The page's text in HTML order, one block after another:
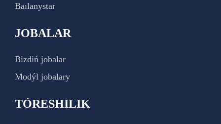
Baılanystar
JOBALAR
Bizdiń jobalar
Modýl jobalary
TÓRESHILIK